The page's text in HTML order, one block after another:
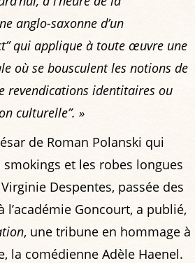
anglo-saxonne d’un
qui applique à toute œuvre une
où se bousculent les notions de
revendications identitaires ou
culturelle”. »
de Roman Polanski qui
smokings et les robes longues
Despentes, passée des
l’académie Goncourt, a publié,
, une tribune en hommage à
la comédienne Adèle Haenel.